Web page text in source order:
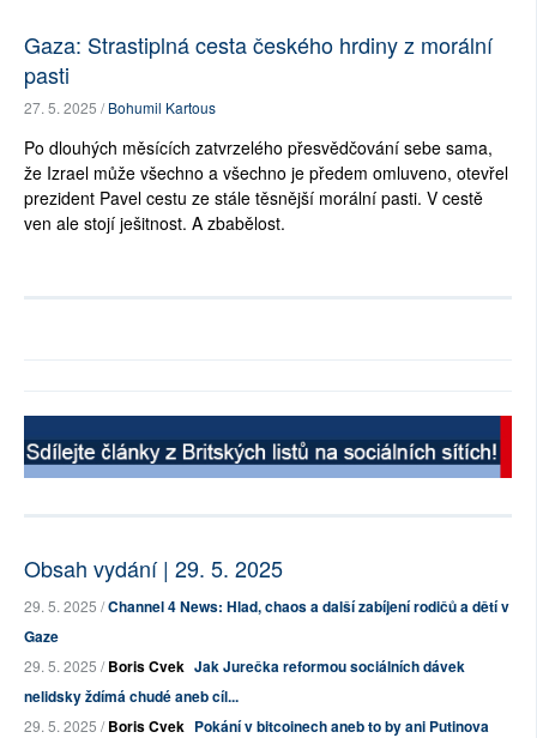
Gaza: Strastiplná cesta českého hrdiny z morální
pasti
27. 5. 2025 /Bohumil Kartous
Po dlouhých měsících zatvrzelého přesvědčování sebe sama,
že Izrael může všechno a všechno je předem omluveno, otevřel
prezident Pavel cestu ze stále těsnější morální pasti. V cestě
ven ale stojí ješitnost. A zbabělost.
Obsah vydání | 29. 5. 2025
29. 5. 2025 /Channel 4 News: Hlad, chaos a další zabíjení rodičů a dětí v
Gaze
29. 5. 2025 /Boris Cvek Jak Jurečka reformou sociálních dávek
nelidsky ždímá chudé aneb cíl...
29. 5. 2025 /Boris Cvek Pokání v bitcoinech aneb to by ani Putinova